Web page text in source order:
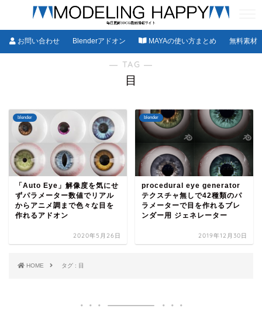
お問い合わせ Blenderアドオン MAYAの使い方まとめ 無料素材
― TAG ―
目
blender
「Auto Eye」解像度を気にせ
ずパラメーター数値でリアル
からアニメ調まで色々な目を
作れるアドオン
2020年5月26日
blender
procedural eye generator
テクスチャ無しで42種類のパ
ラメーターで目を作れるブレ
ンダー用 ジェネレーター
2019年12月30日
HOME タグ : 目